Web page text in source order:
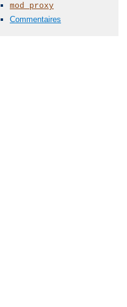
mod_proxy
Commentaires